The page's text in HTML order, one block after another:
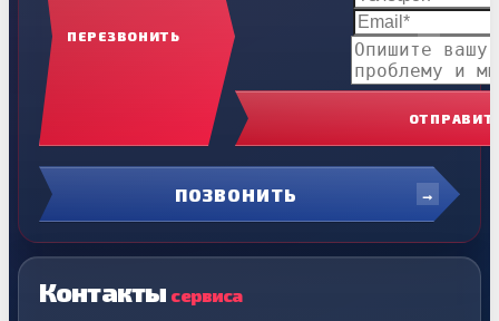
ПЕРЕЗВОНИТЬ
ПОЗВОНИТЬ
Контакты сервиса